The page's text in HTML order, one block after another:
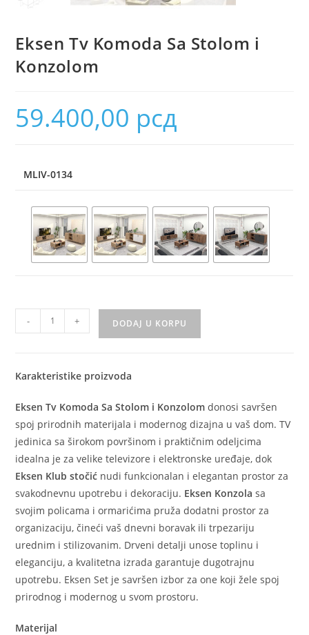
Eksen Tv Komoda Sa Stolom i
Konzolom
59.400,00 рсд
MLIV-0134
- + DODAJ U KORPU
Karakteristike proizvoda
Eksen Tv Komoda Sa Stolom i Konzolom donosi savršen
spoj prirodnih materijala i modernog dizajna u vaš dom. TV
jedinica sa širokom površinom i praktičnim odeljcima
idealna je za velike televizore i elektronske uređaje, dok
Eksen Klub stočić nudi funkcionalan i elegantan prostor za
svakodnevnu upotrebu i dekoraciju. Eksen Konzola sa
svojim policama i ormarićima pruža dodatni prostor za
organizaciju, čineći vaš dnevni boravak ili trpezariju
urednim i stilizovanim. Drveni detalji unose toplinu i
eleganciju, a kvalitetna izrada garantuje dugotrajnu
upotrebu. Eksen Set je savršen izbor za one koji žele spoj
prirodnog i modernog u svom prostoru.
Materijal